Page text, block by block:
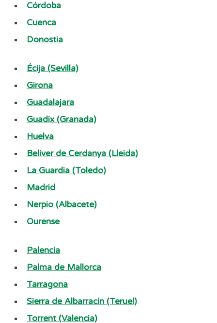
Córdoba
Cuenca
Donostia
Écija (Sevilla)
Girona
Guadalajara
Guadix (Granada)
Huelva
Beliver de Cerdanya (Lleida)
La Guardia (Toledo)
Madrid
Nerpio (Albacete)
Ourense
Palencia
Palma de Mallorca
Tarragona
Sierra de Albarracín (Teruel)
Torrent (Valencia)